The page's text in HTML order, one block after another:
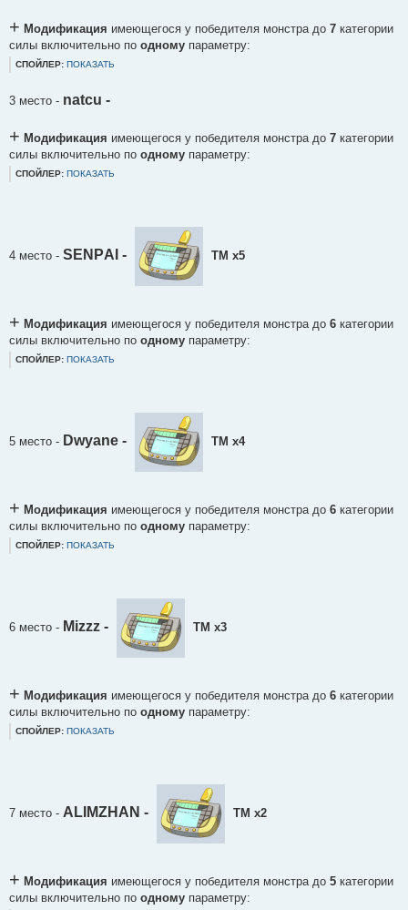
+ Модификация имеющегося у победителя монстра до 7 категории
силы включительно по одному параметру:
СПОЙЛЕР: ПОКАЗАТЬ
3 место - natcu -
+ Модификация имеющегося у победителя монстра до 7 категории
силы включительно по одному параметру:
СПОЙЛЕР: ПОКАЗАТЬ
4 место - SЕNPАI - ТМ х5
+ Модификация имеющегося у победителя монстра до 6 категории
силы включительно по одному параметру:
СПОЙЛЕР: ПОКАЗАТЬ
5 место - Dwyane - ТМ х4
+ Модификация имеющегося у победителя монстра до 6 категории
силы включительно по одному параметру:
СПОЙЛЕР: ПОКАЗАТЬ
6 место - Mizzz - ТМ х3
+ Модификация имеющегося у победителя монстра до 6 категории
силы включительно по одному параметру:
СПОЙЛЕР: ПОКАЗАТЬ
7 место - ALIMZHAN - ТМ х2
+ Модификация имеющегося у победителя монстра до 5 категории
силы включительно по одному параметру: